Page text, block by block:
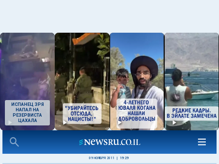
ИСПАНЕЦ ЗРЯ
НАПАЛ НА
РЕЗЕРВИСТА
ЦАХАЛА
09 НОЯБРЯ 2011 19:29